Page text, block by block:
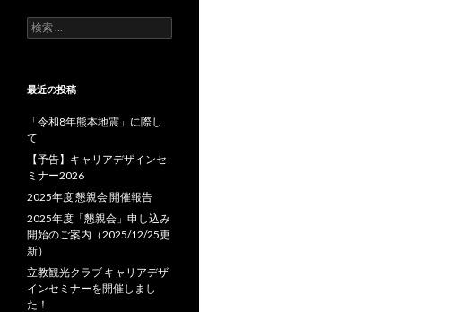
検
索
最近の投稿
「令和8年熊本地震」に際し
て
【予告】キャリアデザインセ
ミナー2026
2025年度 懇親会 開催報告
2025年度「懇親会」申し込み
開始のご案内（2025/12/25更
新）
立教観光クラブ キャリアデザ
インセミナーを開催しまし
た！